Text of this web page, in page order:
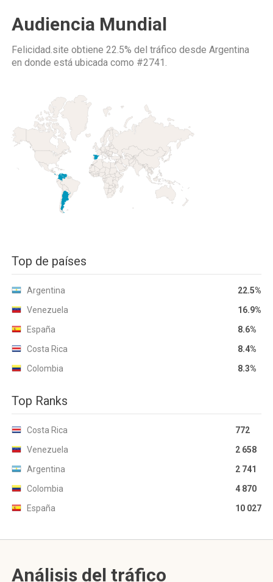
Audiencia Mundial
Felicidad.site obtiene 22.5% del tráfico desde Argentina
en donde está ubicada como #2741.
Top de países
Argentina
22.5%
Venezuela
16.9%
España
8.6%
Costa Rica
8.4%
Colombia
8.3%
Top Ranks
Costa Rica
772
Venezuela
2 658
Argentina
2 741
Colombia
4 870
España
10 027
Análisis del tráfico